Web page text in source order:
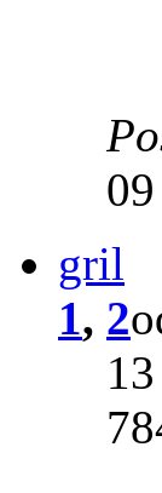
gril
1, 2
13